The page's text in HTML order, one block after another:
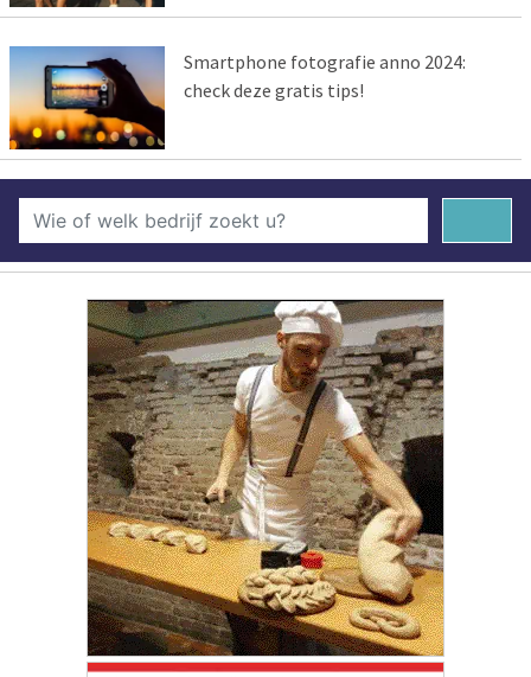
Smartphone fotografie anno 2024:
check deze gratis tips!